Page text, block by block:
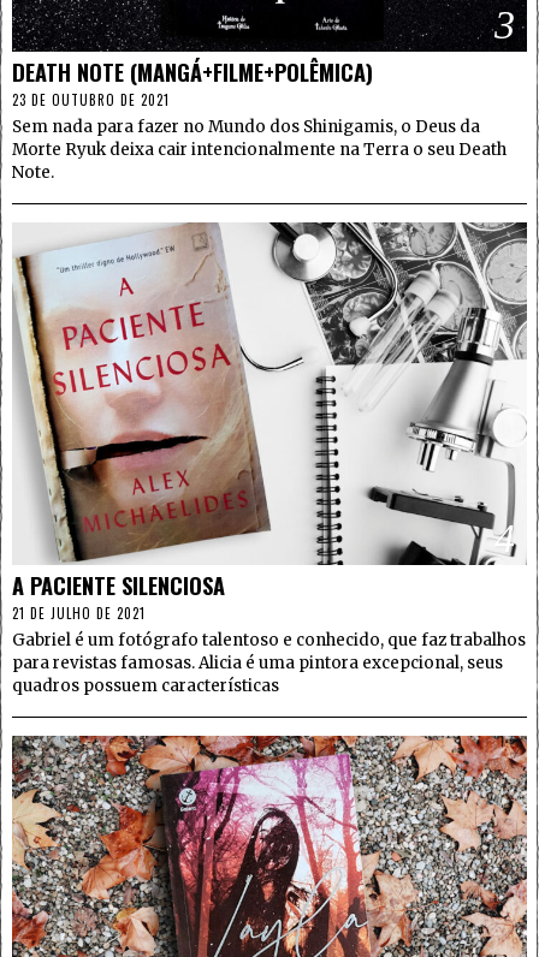
3
DEATH NOTE (MANGÁ+FILME+POLÊMICA)
23 DE OUTUBRO DE 2021
Sem nada para fazer no Mundo dos Shinigamis, o Deus da
Morte Ryuk deixa cair intencionalmente na Terra o seu Death
Note.
4
A PACIENTE SILENCIOSA
21 DE JULHO DE 2021
Gabriel é um fotógrafo talentoso e conhecido, que faz trabalhos
para revistas famosas. Alicia é uma pintora excepcional, seus
quadros possuem características